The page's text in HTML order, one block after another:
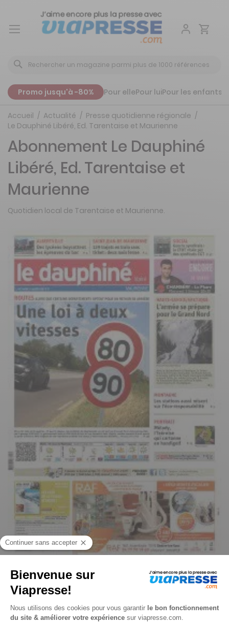
Aller
Promo jusqu'à -80% Pour ellePour luiPour les enfants
Accueil Actualité
Presse quotidienne régionale
Le Dauphiné Libéré, Ed. Tarentaise et Maurienne
Abonnement Le Dauphiné
Libéré, Ed. Tarentaise et
Maurienne
Quotidien local de Tarentaise et Maurienne.
Je choisis un support